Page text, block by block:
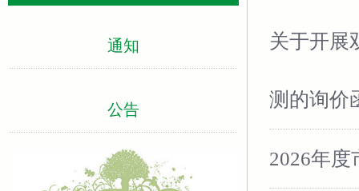
通知
公告
关于开展
测的询价
2026年